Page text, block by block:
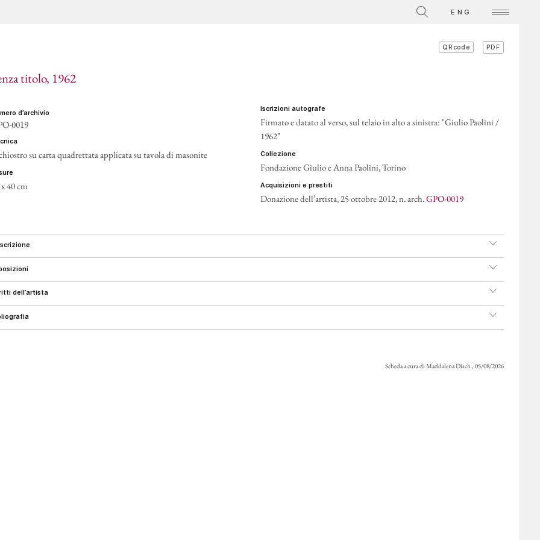
La Collezione ENG
QRcode PDF
titolo, 1962
d’archivio
0019
su carta quadrettata applicata su tavola di masonite
40 cm
iscrizioni autografe
Firmato e datato al verso, sul telaio in alto a sinistra: "Giulio Paolini /
1962"
collezione
Fondazione Giulio e Anna Paolini, Torino
acquisizioni e prestiti
Donazione dell’artista, 25 ottobre 2012, n. arch.GPO-0019
dell’artista
Scheda a cura di Maddalena Disch , 05/08/2026